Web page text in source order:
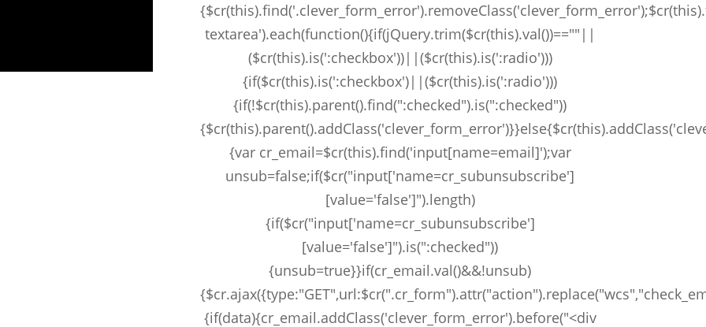
textarea').each(function(){if(jQuery.trim($cr(this).val())==""||
($cr(this).is(':checkbox'))||($cr(this).is(':radio')))
{if($cr(this).is(':checkbox')||($cr(this).is(':radio')))
{if(!$cr(this).parent().find(":checked").is(":checked"))
{var cr_email=$cr(this).find('input[name=email]');var
unsub=false;if($cr("input['name=cr_subunsubscribe']
[value='false']").length)
{if($cr("input['name=cr_subunsubscribe']
[value='false']").is(":checked"))
{unsub=true}}if(cr_email.val()&&!unsub)
{if(data){cr_email.addClass('clever_form_error').before("<div